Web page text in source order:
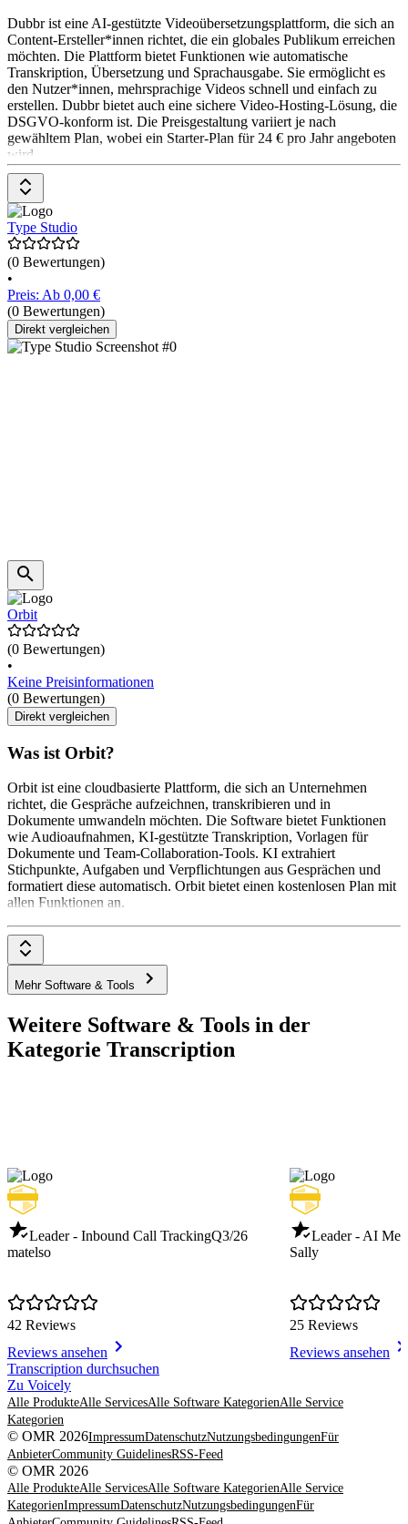
Dubbr ist eine AI-gestützte Videoübersetzungsplattform, die sich an
Content-Ersteller*innen richtet, die ein globales Publikum erreichen
möchten. Die Plattform bietet Funktionen wie automatische
Transkription, Übersetzung und Sprachausgabe. Sie ermöglicht es
den Nutzer*innen, mehrsprachige Videos schnell und einfach zu
erstellen. Dubbr bietet auch eine sichere Video-Hosting-Lösung, die
DSGVO-konform ist. Die Preisgestaltung variiert je nach
gewähltem Plan, wobei ein Starter-Plan für 24 € pro Jahr angeboten
wird.
Type Studio
(0 Bewertungen)
•
Preis: Ab 0,00 €
(0 Bewertungen)
Direkt vergleichen
Orbit
(0 Bewertungen)
•
Keine Preisinformationen
(0 Bewertungen)
Direkt vergleichen
Was ist Orbit?
Orbit ist eine cloudbasierte Plattform, die sich an Unternehmen
richtet, die Gespräche aufzeichnen, transkribieren und in
Dokumente umwandeln möchten. Die Software bietet Funktionen
wie Audioaufnahmen, KI-gestützte Transkription, Vorlagen für
Dokumente und Team-Collaboration-Tools. KI extrahiert
Stichpunkte, Aufgaben und Verpflichtungen aus Gesprächen und
formatiert diese automatisch. Orbit bietet einen kostenlosen Plan mit
allen Funktionen an.
Mehr Software & Tools
Weitere Software & Tools in der
Kategorie Transcription
Leader - Inbound Call TrackingQ3/26
matelso
42 Reviews
Reviews ansehen
Leader - AI
Sally
25 Reviews
Reviews ansehen
Item
1
of
8
Transcription durchsuchen
Zu Voicely
Alle ProdukteAlle ServicesAlle Software KategorienAlle Service
Kategorien
© OMR 2026ImpressumDatenschutzNutzungsbedingungenFür
AnbieterCommunity GuidelinesRSS-Feed
© OMR 2026
Alle ProdukteAlle ServicesAlle Software KategorienAlle Service
KategorienImpressumDatenschutzNutzungsbedingungenFür